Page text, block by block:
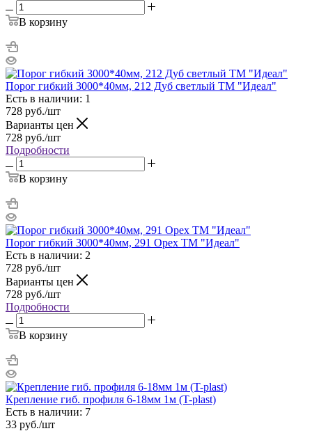
В корзину
Порог гибкий 3000*40мм, 212 Дуб светлый ТМ "Идеал"
Есть в наличии: 1
728 руб./шт
Варианты цен
728 руб./шт
Подробности
В корзину
Порог гибкий 3000*40мм, 291 Орех ТМ "Идеал"
Есть в наличии: 2
728 руб./шт
Варианты цен
728 руб./шт
Подробности
В корзину
Крепление гиб. профиля 6-18мм 1м (T-plast)
Есть в наличии: 7
33 руб./шт